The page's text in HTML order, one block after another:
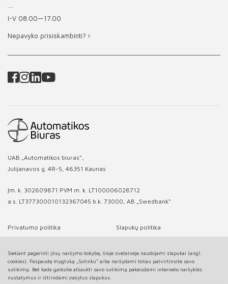
Siekiant pagerinti jūsų naršymo kokybę, šioje svetainėje naudojami slapukai (angl.
cookies). Paspaudę mygtuką „Sutinku“ arba naršydami toliau patvirtinsite savo
sutikimą. Bet kada galėsite atšaukti savo sutikimą pakeisdami interneto naršyklės
nustatymus ir ištrindami įrašytus slapukus.
I-V 08.00—17.00
Nepavyko prisiskambinti?
UAB „Automatikos biuras“,
Julijanavos g. 4R-5, 46351 Kaunas
Įm. k. 302609871 PVM m. k. LT100006028712
a.s. LT377300010132367045 b.k. 73000, AB „Swedbank“
Privatumo politika Slapukų politika